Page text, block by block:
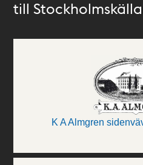
till
K A Almgren